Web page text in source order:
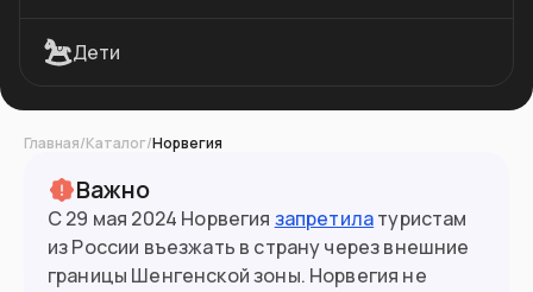
Дети
Главная/Каталог/Норвегия
Важно
С 29 мая 2024 Норвегия запретилатуристам
из России въезжать в страну через внешние
границы Шенгенской зоны. Норвегия не